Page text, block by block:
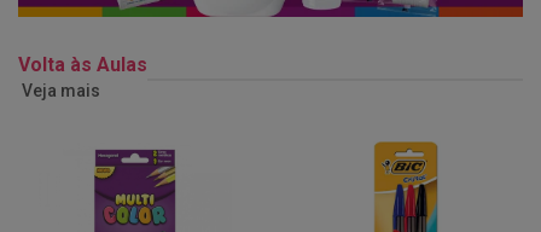
Volta às Aulas
Veja mais